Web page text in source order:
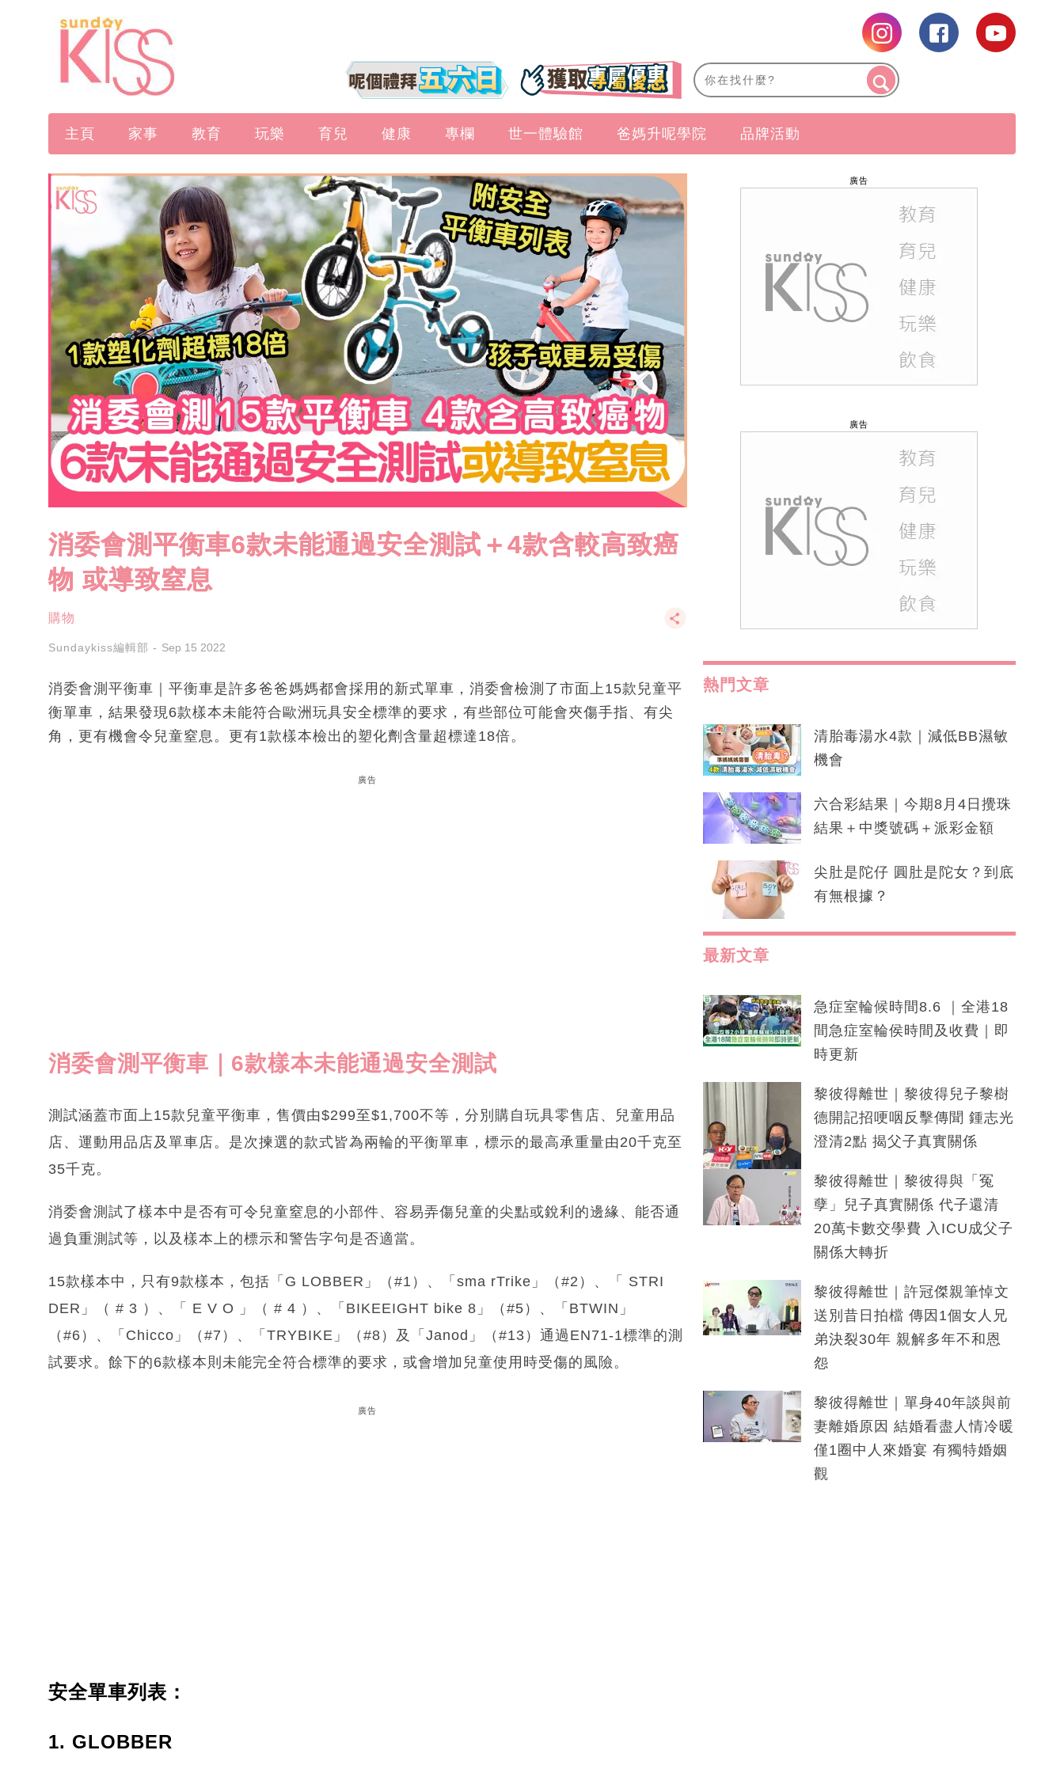
主頁 家事 教育 玩樂 育兒 健康 專欄 世一體驗館 爸媽升呢學院 品牌活動
消委會測平衡車6款未能通過安全測試＋4款含較高致癌
物 或導致窒息
購物
Sundaykiss編輯部 Sep 15 2022
消委會測平衡車｜平衡車是許多爸爸媽媽都會採用的新式單車，消委會檢測了市面上15款兒童平
衡單車，結果發現6款樣本未能符合歐洲玩具安全標準的要求，有些部位可能會夾傷手指、有尖
角，更有機會令兒童窒息。更有1款樣本檢出的塑化劑含量超標達18倍。
廣告
消委會測平衡車｜6款樣本未能通過安全測試
測試涵蓋市面上15款兒童平衡車，售價由$299至$1,700不等，分別購自玩具零售店、兒童用品
店、運動用品店及單車店。是次揀選的款式皆為兩輪的平衡單車，標示的最高承重量由20千克至
35千克。
消委會測試了樣本中是否有可令兒童窒息的小部件、容易弄傷兒童的尖點或銳利的邊緣、能否通
過負重測試等，以及樣本上的標示和警告字句是否適當。
15款樣本中，只有9款樣本，包括「G LOBBER」（#1）、「sma rTrike」（#2）、「 STRI
DER」（ # 3 ）、「 E V O 」（ # 4 ）、「BIKEEIGHT bike 8」（#5）、「BTWIN」
（#6）、「Chicco」（#7）、「TRYBIKE」（#8）及「Janod」（#13）通過EN71-1標準的測
試要求。餘下的6款樣本則未能完全符合標準的要求，或會增加兒童使用時受傷的風險。
廣告
安全單車列表：
1. GLOBBER
廣告
廣告
熱門文章
清胎毒湯水4款｜減低BB濕敏
機會
六合彩結果｜今期8月4日攪珠
結果＋中獎號碼＋派彩金額
尖肚是陀仔 圓肚是陀女？到底
有無根據？
最新文章
急症室輪候時間8.6 ｜全港18
間急症室輪侯時間及收費｜即
時更新
黎彼得離世｜黎彼得兒子黎樹
德開記招哽咽反擊傳聞 鍾志光
澄清2點 揭父子真實關係
黎彼得離世｜黎彼得與「冤
孽」兒子真實關係 代子還清
20萬卡數交學費 入ICU成父子
關係大轉折
黎彼得離世｜許冠傑親筆悼文
送別昔日拍檔 傳因1個女人兄
弟決裂30年 親解多年不和恩
怨
黎彼得離世｜單身40年談與前
妻離婚原因 結婚看盡人情冷暖
僅1圈中人來婚宴 有獨特婚姻
觀